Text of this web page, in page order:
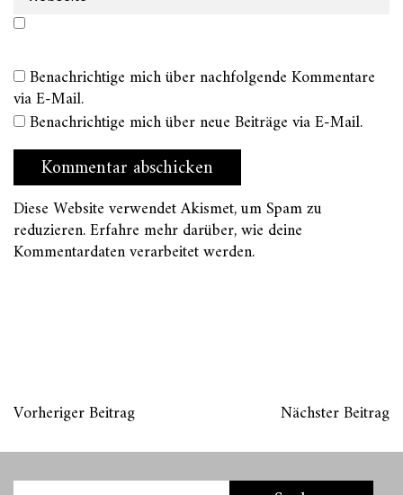
Benachrichtige mich über nachfolgende Kommentare
via E-Mail.
Benachrichtige mich über neue Beiträge via E-Mail.
Diese Website verwendet Akismet, um Spam zu
reduzieren.Erfahre mehr darüber, wie deine
Kommentardaten verarbeitet werden.
Vorheriger Beitrag Nächster Beitrag